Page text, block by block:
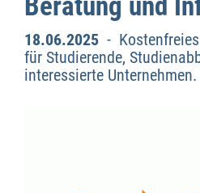
18.06.2025 -
für Studierende,
interessierte Unternehmen.